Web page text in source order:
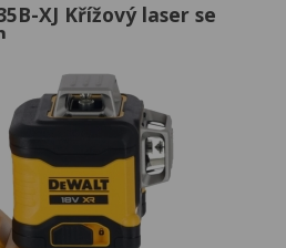
XJ Křížový laser se